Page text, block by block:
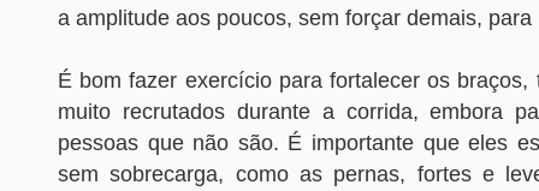
a amplitude aos poucos, sem forçar demais, para
É bom fazer exercício para fortalecer os braços,
muito recrutados durante a corrida, embora
pessoas que não são. É importante que eles
sem sobrecarga, como as pernas, fortes e